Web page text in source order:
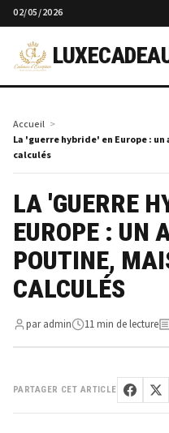
02/05/2026
Accueil
La 'guerre hybride' en Europe :
calculés
LA 'GUERRE
EUROPE : UN
POUTINE,
CALCULÉS
par admin 11 min de lecture
PARTAGER CET ARTICLE